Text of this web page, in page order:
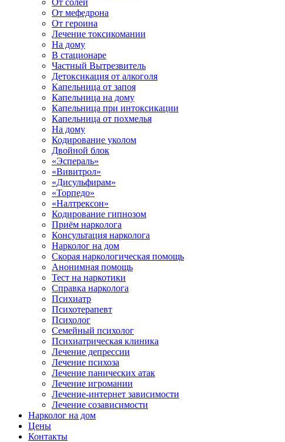
От солей
От мефедрона
От героина
Лечение токсикомании
На дому
В стационаре
Частный Вытрезвитель
Детоксикация от алкоголя
Капельница от запоя
Капельница на дому
Капельница при интоксикации
Капельница от похмелья
На дому
Кодирование уколом
Двойной блок
«Эспераль»
«Вивитрол»
«Дисульфирам»
«Торпедо»
«Налтрексон»
Кодирование гипнозом
Приём нарколога
Консультация нарколога
Нарколог на дом
Скорая наркологическая помощь
Анонимная помощь
Тест на наркотики
Справка нарколога
Психиатр
Психотерапевт
Психолог
Семейный психолог
Психиатрическая клиника
Лечение депрессии
Лечение психоза
Лечение панических атак
Лечение игромании
Лечение-интернет зависимости
Лечение созависимости
Нарколог на дом
Цены
Контакты